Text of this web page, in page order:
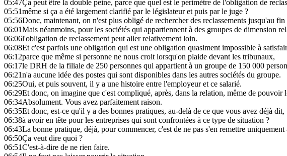
05:47Ça peut être la double peine, parce que quel est le périmètre de l'obligation de
05:51même si ça a été largement clarifié par le législateur et puis par le juge ?
05:56Donc, maintenant, on n'est plus obligé de rechercher des reclassements jusqu'au
06:01Mais néanmoins, pour les sociétés qui appartiennent à des groupes de dimension
06:06l'obligation de reclassement peut aller relativement loin.
06:08Et c'est parfois une obligation qui est une obligation quasiment impossible à
06:12parce que même si personne ne nous croit lorsqu'on plaide devant les tribunaux,
06:17le DRH de la filiale de 250 personnes qui appartient à un groupe de 150 000
06:21n'a aucune idée des postes qui sont disponibles dans les autres sociétés du groupe.
06:25Oui, et puis souvent, il y a une histoire entre l'employeur et ce salarié.
06:29Et donc, on imagine que c'est compliqué, après, dans la relation, même de pouvoir
06:34Absolument. Vous avez parfaitement raison.
06:35Et donc, est-ce qu'il y a des bonnes pratiques, au-delà de ce que vous avez déjà dit,
06:38à avoir en tête pour les entreprises qui sont confrontées à ce type de situation ?
06:43La bonne pratique, déjà, pour commencer, c'est de ne pas s'en remettre uniquement
06:50Ça veut dire quoi ?
06:51C'est-à-dire de ne rien faire.